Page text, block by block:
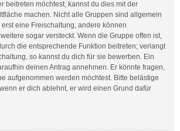
beitreten möchtest, kannst du dies mit der
machen. Nicht alle Gruppen sind allgemein
eine Freischaltung, andere können
sogar versteckt. Wenn die Gruppe offen ist,
die entsprechende Funktion beitreten; verlangt
so kannst du dich für sie bewerben. Ein
deinen Antrag annehmen. Er könnte fragen,
aufgenommen werden möchtest. Bitte belästige
er dich ablehnt, er wird einen Grund dafür